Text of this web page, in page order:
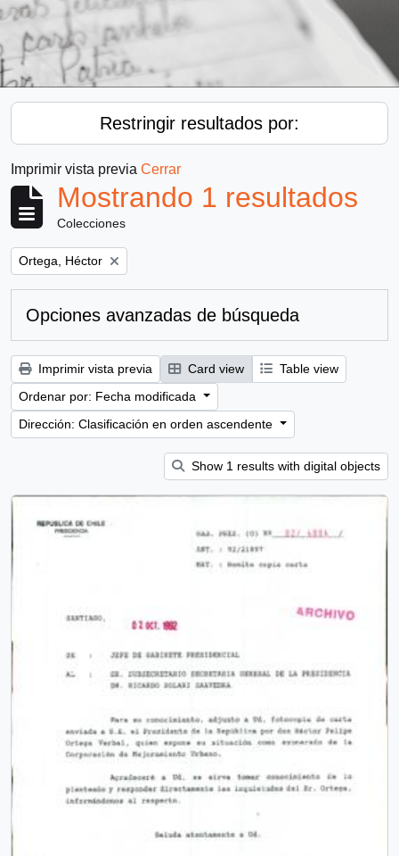
Restringir resultados por:
Imprimir vista previa Cerrar
Mostrando 1 resultados
Colecciones
Remove filter:
Ortega, Héctor
Opciones avanzadas de búsqueda
Imprimir vista previa Card view
Table view
Ordenar por: Fecha modificada
Dirección: Clasificación en orden ascendente
Show 1 results with digital objects